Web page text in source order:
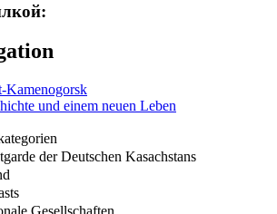
Kamenogorsk
und einem neuen Leben
der Deutschen Kasachstans